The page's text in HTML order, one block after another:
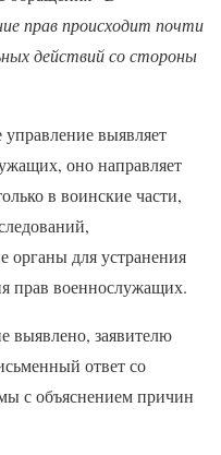
прав происходит почти
действий со стороны
управление выявляет
оно направляет
в воинские части,
для устранения
прав военнослужащих.
выявлено, заявителю
ответ со
с объяснением причин